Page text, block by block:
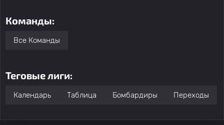
Команды:
Все Команды
Теговые лиги:
Календарь Таблица Бомбардиры Переходы